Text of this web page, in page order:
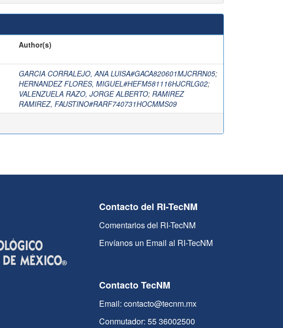
Author(s)
GARCIA CORRALEJO, ANA LUISA#GACA820601MJCRRN05;
HERNANDEZ FLORES, MIGUEL#HEFM581116HJCRLG02;
VALENZUELA RAZO, JORGE ALBERTO; RAMIREZ
RAMIREZ, FAUSTINO#RARF740731HOCMMS09
Contacto del RI-TecNM
Comentarios del RI-TecNM
Envíanos un Email al RI-TecNM
Contacto TecNM
Email: contacto@tecnm.mx
Conmutador: 55 36002500